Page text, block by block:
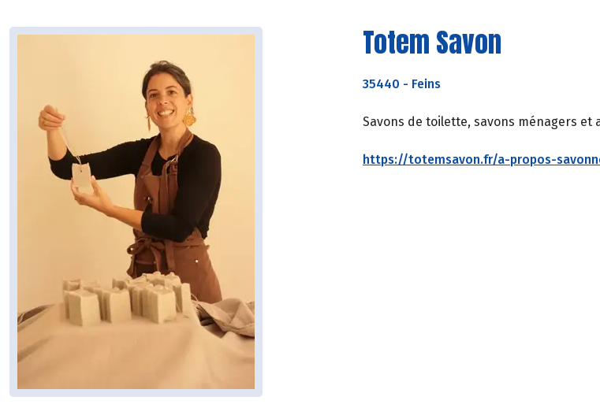
Totem Savon
35440 - Feins
Savons de toilette, savons ménagers et
https://totemsavon.fr/a-propos-